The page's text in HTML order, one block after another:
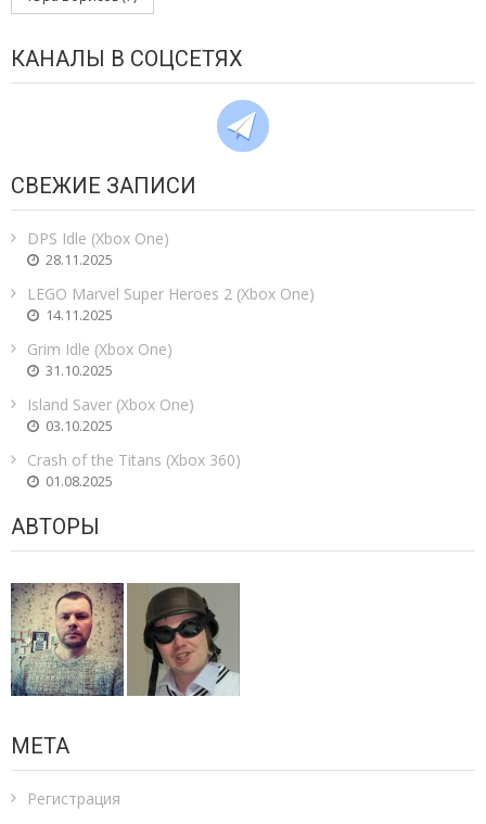
КАНАЛЫ В СОЦСЕТЯХ
СВЕЖИЕ ЗАПИСИ
DPS Idle (Xbox One)
28.11.2025
LEGO Marvel Super Heroes 2 (Xbox One)
14.11.2025
Grim Idle (Xbox One)
31.10.2025
Island Saver (Xbox One)
03.10.2025
Crash of the Titans (Xbox 360)
01.08.2025
АВТОРЫ
МЕТА
Регистрация